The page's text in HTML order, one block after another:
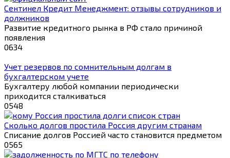
Сентинел Кредит Менеджмент: отзывы сотрудников и
должников
Развитие кредитного рынка в РФ стало причиной
появления
0634
Учет резервов по сомнительным долгам в
бухгалтерском учете
Бухгалтеру любой компании периодически
приходится сталкиваться
0548
Сколько долгов простила Россия другим странам
Списание долгов Россией часто становится предметом
0565